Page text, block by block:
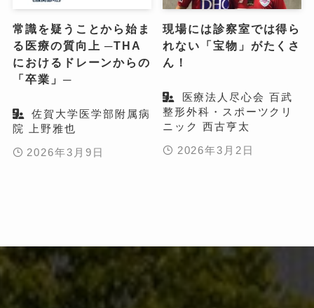
常識を疑うことから始ま
る医療の質向上 ─THA
におけるドレーンからの
「卒業」─
佐賀大学医学部附属病
院 上野雅也
2026年3月9日
現場には診察室では得ら
れない「宝物」がたくさ
ん！
医療法人尽心会 百武
整形外科・スポーツクリ
ニック 西古亨太
2026年3月2日